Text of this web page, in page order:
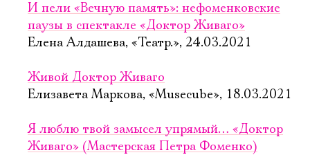
И пели «Вечную память»: нефоменковские
паузы в спектакле «Доктор Живаго»
Елена Алдашева, «Театр.», 24.03.2021
Живой Доктор Живаго
Елизавета Маркова, «Musecube», 18.03.2021
Я люблю твой замысел упрямый… «Доктор
Живаго» (Мастерская Петра Фоменко)